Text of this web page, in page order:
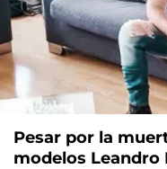
Pesar por la
modelos Leandro